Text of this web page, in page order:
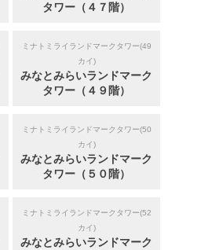
タワー（４７階）
ミナトミライランドマークタワー(49
カイ)
みなとみらいランドマーク
タワー（４９階）
ミナトミライランドマークタワー(50
カイ)
みなとみらいランドマーク
タワー（５０階）
ミナトミライランドマークタワー(52
カイ)
みなとみらいランドマーク